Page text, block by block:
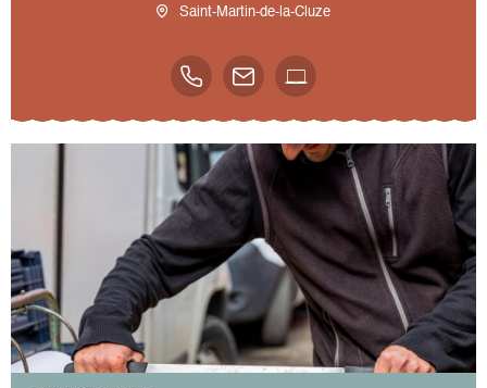
Saint-Martin-de-la-Cluze